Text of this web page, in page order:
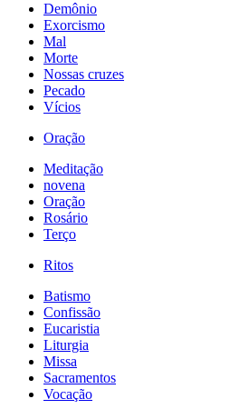
Demônio
Exorcismo
Mal
Morte
Nossas cruzes
Pecado
Vícios
Oração
Meditação
novena
Oração
Rosário
Terço
Ritos
Batismo
Confissão
Eucaristia
Liturgia
Missa
Sacramentos
Vocação